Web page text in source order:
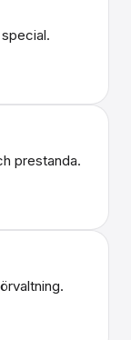
prestanda.